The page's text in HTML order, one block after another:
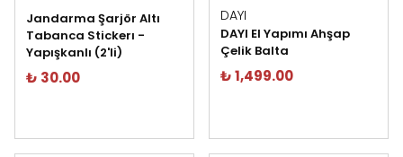
Jandarma Şarjör Altı
Tabanca Stickerı -
Yapışkanlı (2'li)
₺ 30.00
DAYI
DAYI El Yapımı Ahşap
Çelik Balta
₺ 1,499.00